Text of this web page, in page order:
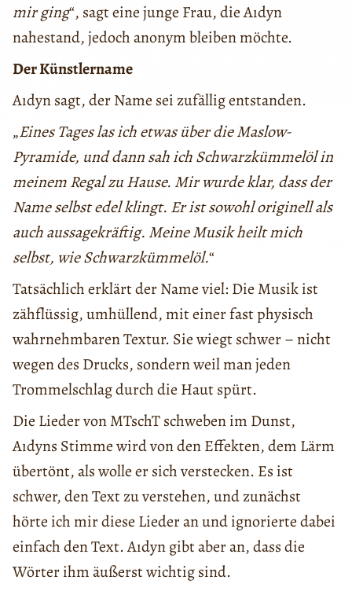
mir ging“, sagt eine junge Frau, die Aıdyn
nahestand, jedoch anonym bleiben möchte.
Der Künstlername
Aıdyn sagt, der Name sei zufällig entstanden.
„Eines Tages las ich etwas über die Maslow-
Pyramide, und dann sah ich Schwarzkümmelöl in
meinem Regal zu Hause. Mir wurde klar, dass der
Name selbst edel klingt. Er ist sowohl originell als
auch aussagekräftig. Meine Musik heilt mich
selbst, wie Schwarzkümmelöl.“
Tatsächlich erklärt der Name viel: Die Musik ist
zähflüssig, umhüllend, mit einer fast physisch
wahrnehmbaren Textur. Sie wiegt schwer – nicht
wegen des Drucks, sondern weil man jeden
Trommelschlag durch die Haut spürt.
Die Lieder von MTschT schweben im Dunst,
Aıdyns Stimme wird von den Effekten, dem Lärm
übertönt, als wolle er sich verstecken. Es ist
schwer, den Text zu verstehen, und zunächst
hörte ich mir diese Lieder an und ignorierte dabei
einfach den Text. Aıdyn gibt aber an, dass die
Wörter ihm äußerst wichtig sind.